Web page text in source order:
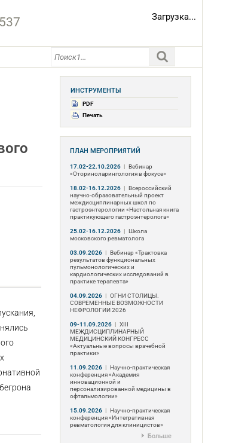
Загрузка...
ИНСТРУМЕНТЫ
PDF
Печать
ПЛАН МЕРОПРИЯТИЙ
17.02-22.10.2026 | Вебинар
«Оториноларингология в фокусе»
18.02-16.12.2026 | Всероссийский
научно-образовательный проект
междисциплинарных школ по
гастроэнтерологии «Настольная книга
практикующего гастроэнтеролога»
25.02-16.12.2026 | Школа
московского ревматолога
03.09.2026 | Вебинар «Трактовка
результатов функциональных
пульмонологических и
кардиологических исследований в
практике терапевта»
04.09.2026 | ОГНИ СТОЛИЦЫ.
СОВРЕМЕННЫЕ ВОЗМОЖНОСТИ
НЕФРОЛОГИИ 2026
09-11.09.2026 | ХIII
МЕЖДИСЦИПЛИНАРНЫЙ
МЕДИЦИНСКИЙ КОНГРЕСС
«Актуальные вопросы врачебной
практики»
11.09.2026 | Научно-практическая
конференция «Академия
инновационной и
персонализированной медицины в
офтальмологии»
15.09.2026 | Научно-практическая
конференция «Интегративная
ревматология для клиницистов»
Больше